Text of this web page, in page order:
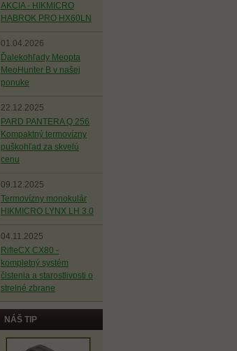
AKCIA - HIKMICRO
HABROK PRO HX60LN
01.04.2026
Ďalekohľady Meopta
MeoHunter B v našej
ponuke
22.12.2025
PARD PANTERA Q 256
Kompaktný termovízny
puškohľad za skvelú
cenu
09.12.2025
Termovízny monokulár
HIKMICRO LYNX LH 3.0
04.11.2025
RifleCX CX80 -
kompletný systém
čistenia a starostlivosti o
strelné zbrane
NÁŠ TIP